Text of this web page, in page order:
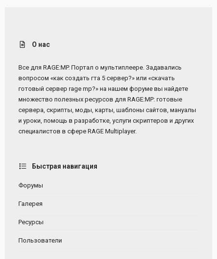
О нас
Все для RAGE:MP. Портал о мультиплеере. Задавались
вопросом «как создать гта 5 сервер?» или «скачать
готовый сервер rage mp?» на нашем форуме вы найдете
множество полезных ресурсов для RAGE:MP: готовые
сервера, скрипты, моды, карты, шаблоны сайтов, мануалы
и уроки, помощь в разработке, услуги скриптеров и других
специалистов в сфере RAGE Multiplayer.
Быстрая навигация
Форумы
Галерея
Ресурсы
Пользователи